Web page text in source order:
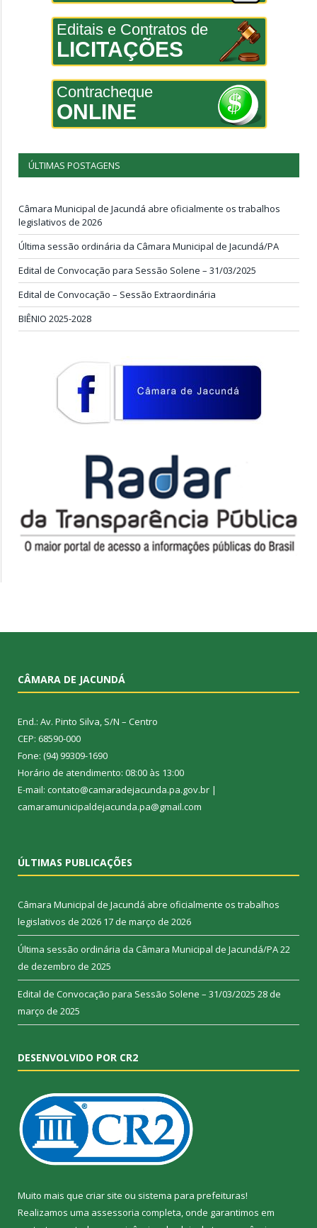
Editais e Contratos de
LICITAÇÕES
Contracheque
ONLINE
ÚLTIMAS POSTAGENS
Câmara Municipal de Jacundá abre oficialmente os trabalhos
legislativos de 2026
Última sessão ordinária da Câmara Municipal de Jacundá/PA
Edital de Convocação para Sessão Solene – 31/03/2025
Edital de Convocação – Sessão Extraordinária
BIÊNIO 2025-2028
CÂMARA DE JACUNDÁ
End.: Av. Pinto Silva, S/N – Centro
CEP: 68590-000
Fone: (94) 99309-1690
Horário de atendimento: 08:00 às 13:00
E-mail: contato@camaradejacunda.pa.gov.br |
camaramunicipaldejacunda.pa@gmail.com
ÚLTIMAS PUBLICAÇÕES
Câmara Municipal de Jacundá abre oficialmente os trabalhos
legislativos de 2026 17 de março de 2026
Última sessão ordinária da Câmara Municipal de Jacundá/PA22
de dezembro de 2025
Edital de Convocação para Sessão Solene – 31/03/2025 28 de
março de 2025
DESENVOLVIDO POR CR2
Muito mais que criar site ou sistema para prefeituras!
Realizamos uma assessoria completa, onde garantimos em